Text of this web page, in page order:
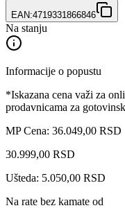
EAN:4719331866846
Na stanju
Informacije o popustu
*Iskazana cena važi za
prodavnicama za
MP Cena: 36.049,00 RSD
30.999,00 RSD
Ušteda: 5.050,00 RSD
Na rate bez kamate od